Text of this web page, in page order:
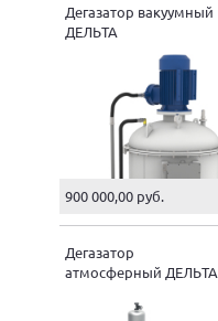
Дегазатор вакуумный
ДЕЛЬТА
900 000,00 руб.
Дегазатор
атмосферный ДЕЛЬТА